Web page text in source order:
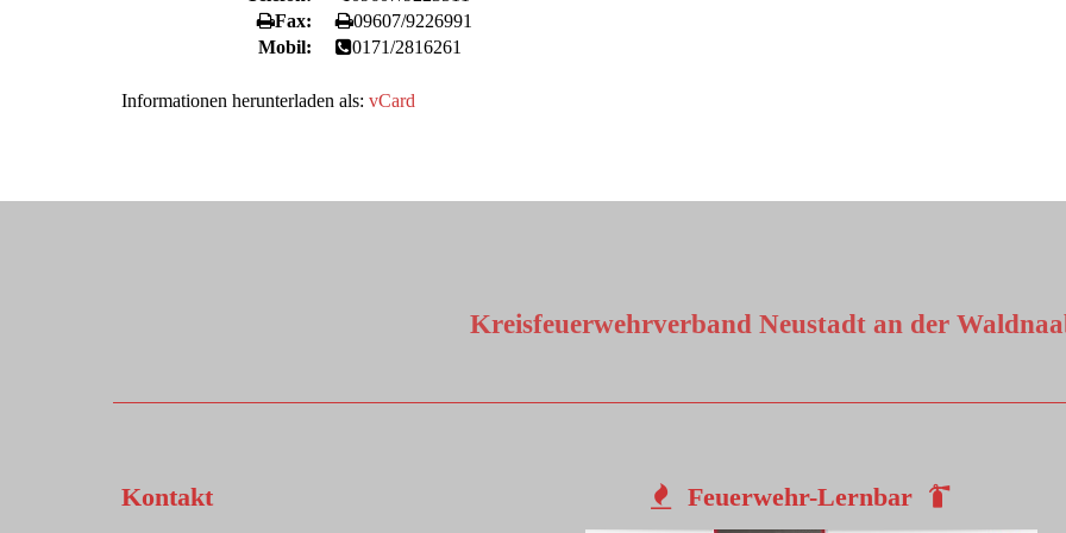
Fax:
09607/9226991
Mobil:
0171/2816261
Informationen herunterladen als: vCard
Kreisfeuerwehrverband Neustadt an der
Kontakt Feuerwehr-Lernbar